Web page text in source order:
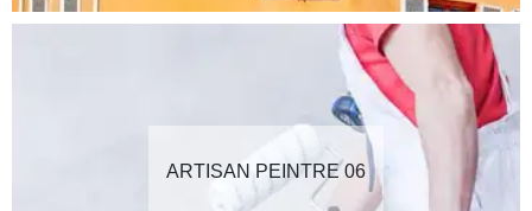
ARTISAN PEINTRE 06